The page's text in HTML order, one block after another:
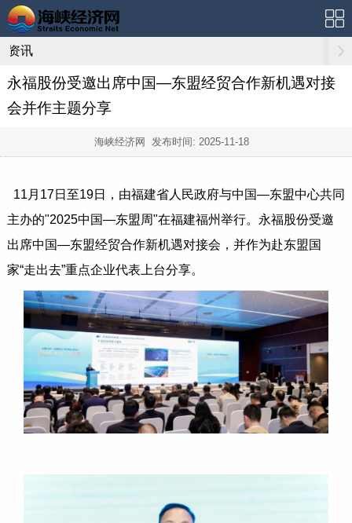
资讯
永福股份受邀出席中国—东盟经贸合作新机遇对接
会并作主题分享
海峡经济网 发布时间: 2025-11-18
11月17日至19日，由福建省人民政府与中国—东盟中心共同
主办的"2025中国—东盟周"在福建福州举行。永福股份受邀
出席中国—东盟经贸合作新机遇对接会，并作为赴东盟国
家“走出去”重点企业代表上台分享。